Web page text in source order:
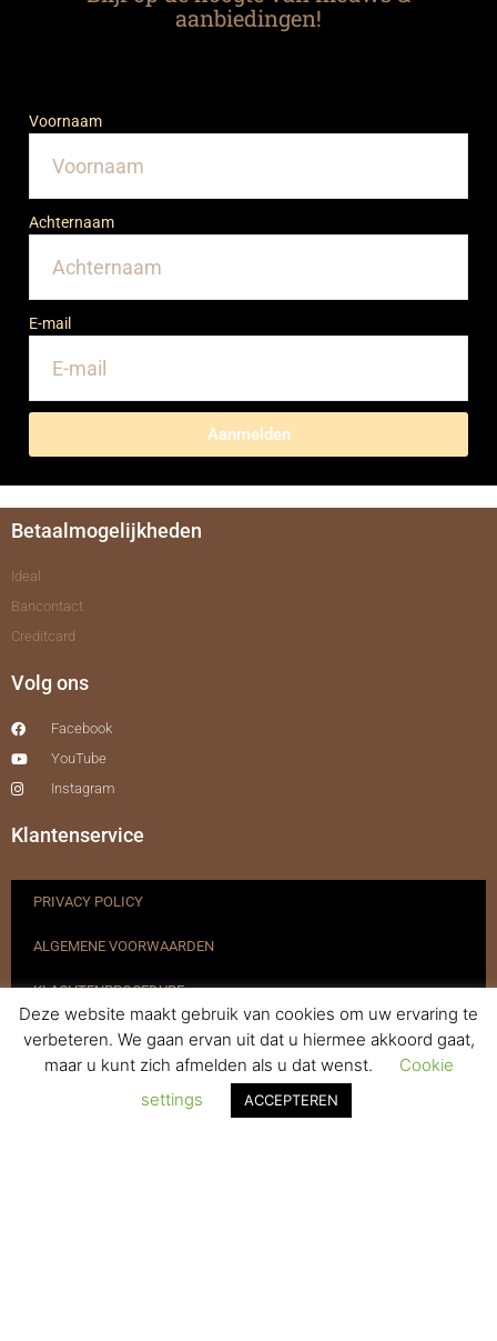
aanbiedingen!
Voornaam
Achternaam
E-mail
Aanmelden
Betaalmogelijkheden
Ideal
Bancontact
Creditcard
Volg ons
Facebook
YouTube
Instagram
Klantenservice
PRIVACY POLICY
ALGEMENE VOORWAARDEN
KLACHTENPROCEDURE
VERZENDEN & RETOURNEREN
Deze website maakt gebruik van cookies om uw ervaring te
verbeteren. We gaan ervan uit dat u hiermee akkoord gaat,
maar u kunt zich afmelden als u dat wenst.
Cookie
settings
ACCEPTEREN